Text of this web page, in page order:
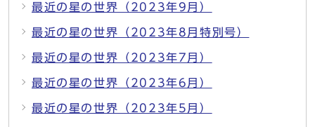
最近の星の世界（2023年9月）
最近の星の世界（2023年8月特別号）
最近の星の世界（2023年7月）
最近の星の世界（2023年6月）
最近の星の世界（2023年5月）